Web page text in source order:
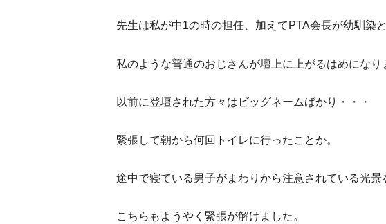
先生は私が中1の時の担任、加えてPTA会長が幼馴染
私のような普通のおじさんが壇上に上がるはめになり
以前に登壇された方々はビッグネームばかり・・・
緊張して朝から何回トイレに行ったことか。
途中で寝ている男子がまわりから注意されている光景
こちらもようやく緊張が解けました。